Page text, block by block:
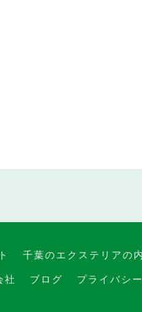
千葉のエクステリアの
社 ブログ プライバシ